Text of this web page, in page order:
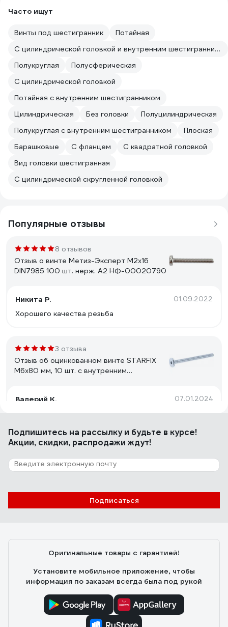
Часто ищут
Винты под шестигранник
Потайная
С цилиндрической головкой и внутренним шестигранником
Полукруглая
Полусферическая
С цилиндрической головкой
Потайная с внутренним шестигранником
Цилиндрическая
Без головки
Полуцилиндрическая
Полукруглая с внутренним шестигранником
Плоская
Барашковые
C фланцем
С квадратной головкой
Вид головки шестигранная
С цилиндрической скругленной головкой
Популярные отзывы
8 отзывов
Отзыв о винте Метиз-Эксперт М2x16
DIN7985 100 шт. нерж. А2 НФ-00020790
Никита Р. 01.09.2022
Хорошего качества резьба
3 отзыва
Отзыв об оцинкованном винте STARFIX
М6x80 мм, 10 шт. с внутренним
Валерий К.
07.01.2024
Длина и диаметр под отвертку hex.
5 отзывов
Отзыв о винте ВИРТУОЗ 3x10 мм, DIN
7985, 10 шт. нержавеющая сталь А2 с
шлиц 37453
Подпишитесь на рассылкуи будьте в курсе!
Акции, скидки, распродажи ждут!
Подписаться
Оригинальные товары с гарантией!
Установите мобильное приложение, чтобы
информация по заказам всегда была под рукой